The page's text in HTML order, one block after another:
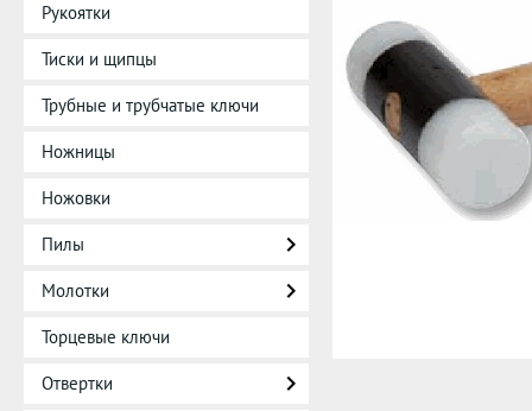
Рукоятки
Тиски и щипцы
Трубные и трубчатые ключи
Ножницы
Ножовки
Пилы
Молотки
Торцевые ключи
Отвертки